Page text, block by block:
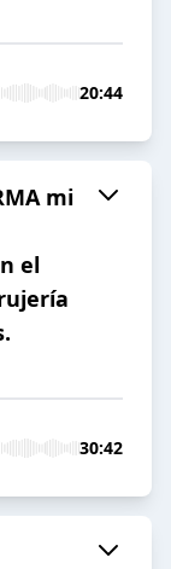
20:44
mi
el
30:42